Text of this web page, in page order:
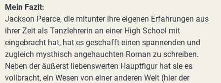
Mein Fazit:
Jackson Pearce, die mitunter ihre eigenen Erfahrungen aus
ihrer Zeit als Tanzlehrerin an einer High School mit
eingebracht hat, hat es geschafft einen spannenden und
zugleich mysthisch angehauchten Roman zu schreiben.
Neben der äußerst liebenswerten Hauptfigur hat sie es
vollbracht, ein Wesen von einer anderen Welt (hier der